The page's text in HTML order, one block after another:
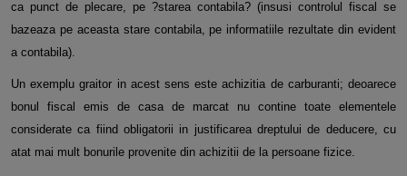
ca punct de plecare, pe ?starea contabila? (insusi controlul fiscal se
bazeaza pe aceasta stare contabila, pe informatiile rezultate din evident
a contabila).
Un exemplu graitor in acest sens este achizitia de carburanti; deoarece
bonul fiscal emis de casa de marcat nu contine toate elementele
considerate ca fiind obligatorii in justificarea dreptului de deducere, cu
atat mai mult bonurile provenite din achizitii de la persoane fizice.